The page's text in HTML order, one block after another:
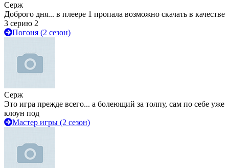
Серж
Доброго дня... в плеере 1 пропала возможно скачать в качестве
3 серию 2
Погоня (2 сезон)
Серж
Это игра прежде всего... а болеющий за толпу, сам по себе уже
клоун под
Мастер игры (2 сезон)